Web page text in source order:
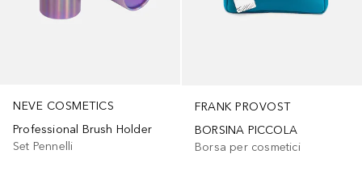
NEVE COSMETICS
Professional Brush Holder
Set Pennelli
FRANK PROVOST
BORSINA PICCOLA
Borsa per cosmetici